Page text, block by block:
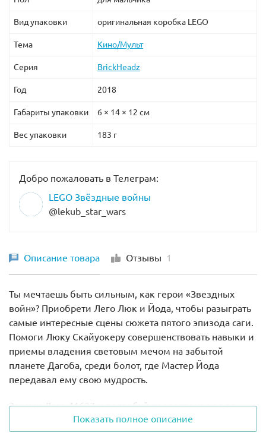
Вид упаковки оригинальная коробка LEGO
Тема Кино/Мульт
Серия BrickHeadz
Год 2018
Габариты упаковки 6 × 14 × 12 см
Вес упаковки 183 г
Добро пожаловать в Телеграм:
LEGO Звёздные войны
@lekub_star_wars
Описание товара Отзывы 1
Ты мечтаешь быть сильным, как герои «Звездных
войн»? Приобрети Лего Люк и Йода, чтобы разыграть
самые интересные сцены сюжета пятого эпизода саги.
Помоги Люку Скайуокеру совершенствовать навыки и
приемы владения световым мечом на забытой
планете Дагоба, среди болот, где Мастер Йода
передавал ему свою мудрость.
Закажи Лего 41627 и попробуй провести урок для
Люка. Выступи в роли учителя-джедая и продумай,
какие нагрузки и сколько времени нужно, чтобы
Показать полное описание